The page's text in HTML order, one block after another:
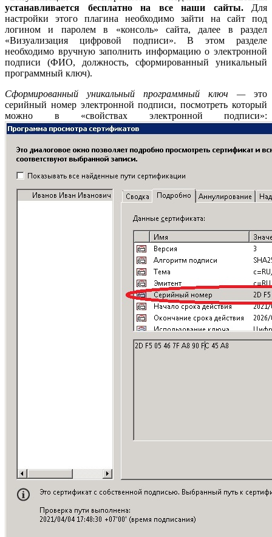
устанавливается бесплатно на все наши сайты.Для
настройки этого плагина необходимо зайти на сайт под
логином и паролем в «консоль» сайта, далее в раздел
«Визуализация цифровой подписи». В этом разделе
необходимо вручную заполнить информацию о электронной
подписи (ФИО, должность, сформированный уникальный
программный ключ).
Cформированный уникальный программный ключ — это
серийный номер электронной подписи, посмотреть который
можно в «свойствах электронной подписи»: